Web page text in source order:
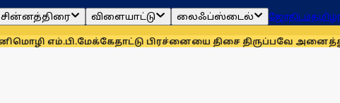
சின்னத்திரை விளையாட்டு லைஃப்ஸ்டைல் ஜோதிடம்
மேக்கேதாட்டு பிரச்னையை திசை திருப்பவே அனைத்துக் கட்சிக்